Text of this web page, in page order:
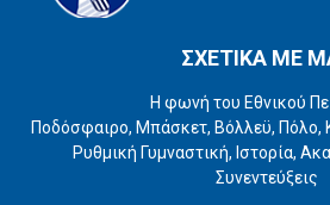
ΣΧΕΤΙΚΑ ΜΕ
Η φωνή του Εθνικού
Ποδόσφαιρο, Μπάσκετ, Βόλλεϋ, Πόλο,
Ρυθμική Γυμναστική, Ιστορία,
Συνεντεύξεις